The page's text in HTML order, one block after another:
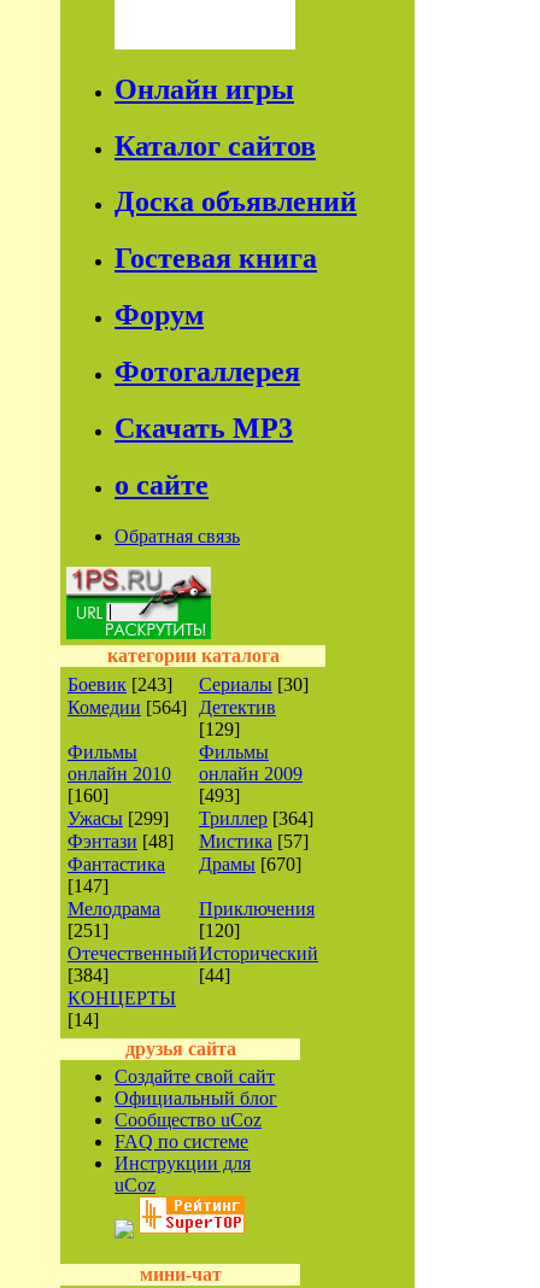
Онлайн игры
Каталог сайтов
Доска объявлений
Гостевая книга
Форум
Фотогаллерея
Скачать МР3
о сайте
Обратная связь
категории каталога
Боевик [243] Сериалы [30]
Комедии [564]
Детектив
[129]
Фильмы
онлайн 2010
[160]
Фильмы
онлайн 2009
[493]
Ужасы [299] Триллер [364]
Фэнтази [48] Мистика [57]
Фантастика
[147]
Драмы [670]
Мелодрама
[251]
Приключения
[120]
Отечественный
[384]
Исторический
[44]
КОНЦЕРТЫ
[14]
друзья сайта
Создайте свой сайт
Официальный блог
Сообщество uCoz
FAQ по системе
Инструкции для
uCoz
мини-чат